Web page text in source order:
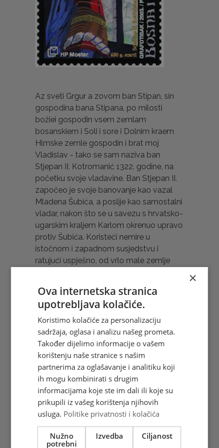
Az sveti Grgur a zovom ban Stipan, sin
gospodina bana Stipana, po milosti
božiei gospodin vsem zemlam
bosanskiem i Soli i sore i Dolnim kraem
Hlmske zemle gospodin i brat moj
Vladislav - tako se sam naziva ban
Stjepan II. Kotromanić 1322. godine, na
početku svoje vladavine. Ban Stjepan II.
započeo je svoje banovanje kao vazal
Mladena Šubića, a poslije kao samostalni
vladar, nakon što se u savezu s hrvatsko-
ugarskim kraljem Karlom okrenuo upravo
protiv Šubića. Koristeći nemire u
istočnom i zapadnom susjedstvu i
ratujući uspješno, od vrlo male zemlje
njegovih najvećih političkih uspjeha bilo je
pridobivanje Hrvatinića koji su dotad bili
pod patronatom Šubića. Zahvaljujući
vještoj politici, ženidbenim vezama i
uspješnom ratovanju postao je moćan i
ugledan. Svoju kćer Elizabetu udao je za
hrvatsko-ugarskog kralja Ludovika i za
miraz joj dao Humsku zemlju. Za njegove
vladavine franjevci dobivaju poseban
status u Bosni. Kao katolik gradio je crkve
i samostane. Pokopan je u franjevačkom
samostanu u Milama kod Visokog, i
njegov sinovac Tvrtko, koji ga je po
×
Ova internetska stranica
upotrebljava kolačiće.
Koristimo kolačiće za personalizaciju
sadržaja, oglasa i analizu našeg prometa.
Također dijelimo informacije o vašem
korištenju naše stranice s našim
partnerima za oglašavanje i analitiku koji
ih mogu kombinirati s drugim
informacijama koje ste im dali ili koje su
prikupili iz vašeg korištenja njihovih
usluga. Politike privatnosti i kolačića
Nužno
potrebni
Izvedba Ciljanost